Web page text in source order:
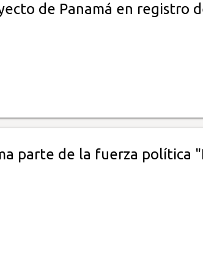
de Panamá en registro
parte de la fuerza política